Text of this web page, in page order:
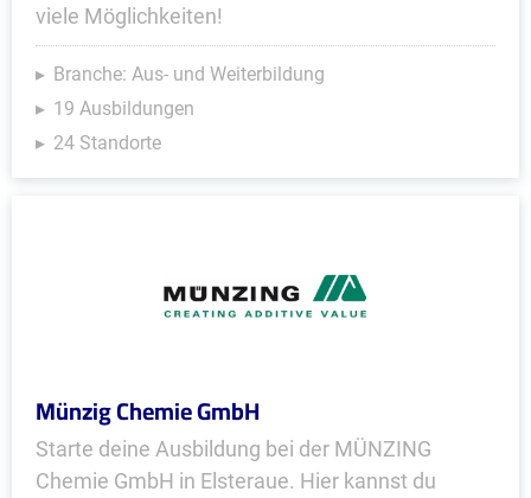
viele Möglichkeiten!
Branche: Aus- und Weiterbildung
19 Ausbildungen
24 Standorte
Münzig Chemie GmbH
Starte deine Ausbildung bei der MÜNZING
Chemie GmbH in Elsteraue. Hier kannst du